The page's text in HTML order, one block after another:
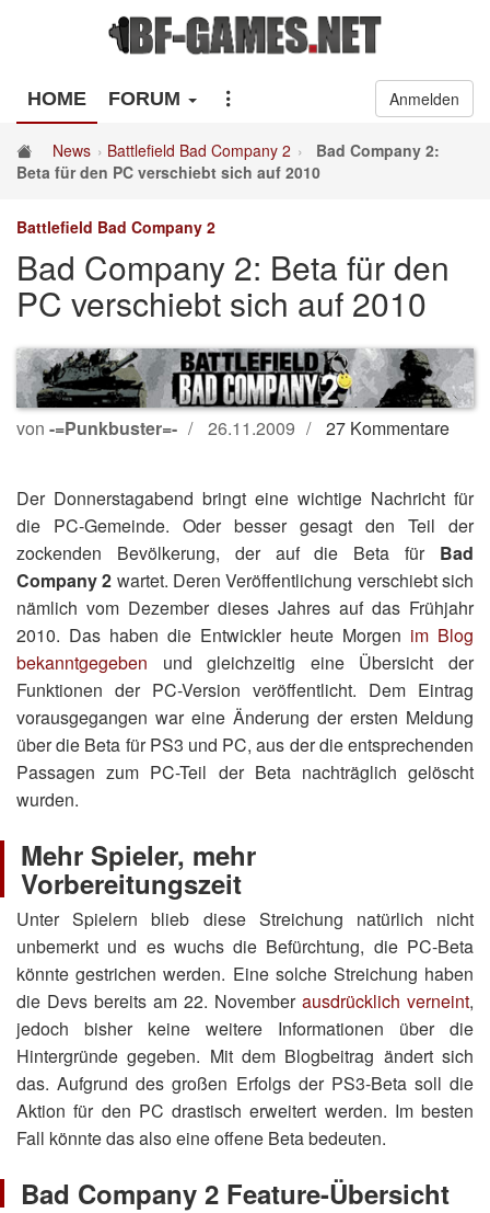
HOME FORUM Anmelden
News Battlefield Bad Company 2
Bad Company 2:
Beta für den PC verschiebt sich auf 2010
Battlefield Bad Company 2
Bad Company 2: Beta für den
PC verschiebt sich auf 2010
von -=Punkbuster=- 26.11.2009 27 Kommentare
Der Donnerstagabend bringt eine wichtige Nachricht für
die PC-Gemeinde. Oder besser gesagt den Teil der
zockenden Bevölkerung, der auf die Beta für Bad
Company 2 wartet. Deren Veröffentlichung verschiebt sich
nämlich vom Dezember dieses Jahres auf das Frühjahr
2010. Das haben die Entwickler heute Morgen im Blog
bekanntgegeben und gleichzeitig eine Übersicht der
Funktionen der PC-Version veröffentlicht. Dem Eintrag
vorausgegangen war eine Änderung der ersten Meldung
über die Beta für PS3 und PC, aus der die entsprechenden
Passagen zum PC-Teil der Beta nachträglich gelöscht
wurden.
Mehr Spieler, mehr
Vorbereitungszeit
Unter Spielern blieb diese Streichung natürlich nicht
unbemerkt und es wuchs die Befürchtung, die PC-Beta
könnte gestrichen werden. Eine solche Streichung haben
die Devs bereits am 22. November ausdrücklich verneint,
jedoch bisher keine weitere Informationen über die
Hintergründe gegeben. Mit dem Blogbeitrag ändert sich
das. Aufgrund des großen Erfolgs der PS3-Beta soll die
Aktion für den PC drastisch erweitert werden. Im besten
Fall könnte das also eine offene Beta bedeuten.
Bad Company 2 Feature-Übersicht